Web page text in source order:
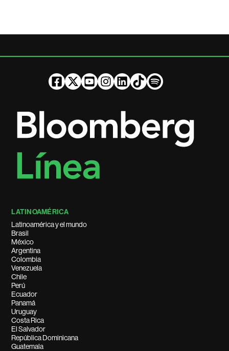
LATINOAMÉRICA
Latinoamérica y el mundo
Brasil
México
Argentina
Colombia
Venezuela
Chile
Perú
Ecuador
Panamá
Uruguay
Costa Rica
El Salvador
República Dominicana
Guatemala